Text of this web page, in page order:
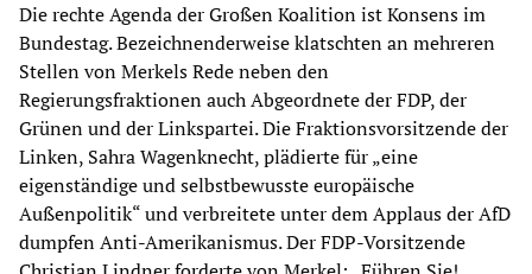
Die rechte Agenda der Großen Koalition ist Konsens im
Bundestag. Bezeichnenderweise klatschten an mehreren
Stellen von Merkels Rede neben den
Regierungsfraktionen auch Abgeordnete der FDP, der
Grünen und der Linkspartei. Die Fraktionsvorsitzende der
Linken, Sahra Wagenknecht, plädierte für „eine
eigenständige und selbstbewusste europäische
Außenpolitik“ und verbreitete unter dem Applaus der AfD
dumpfen Anti-Amerikanismus. Der FDP-Vorsitzende